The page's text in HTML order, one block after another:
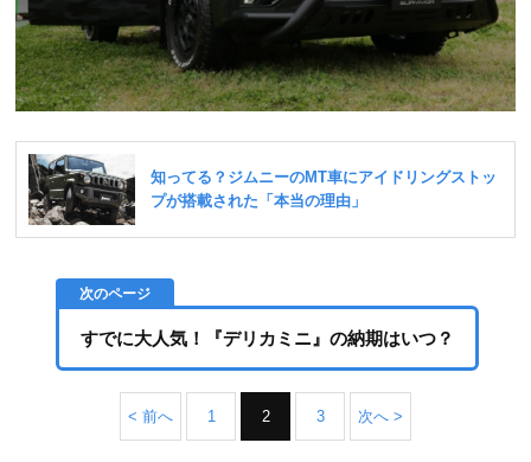
すでに大人気！『デリカミニ』の納期はいつ？
< 前へ 1 2 3 次へ >